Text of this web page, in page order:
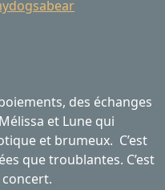
des échanges
et Lune qui
et brumeux. C’est
que troublantes. C’est